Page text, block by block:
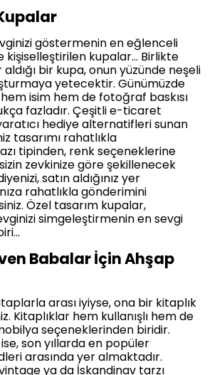
göstermenin en eğlenceli
kişiselleştirilen kupalar… Birlikte
aldığı bir kupa, onun yüzünde neşeli
yetecektir. Günümüzde
isim hem de fotoğraf baskısı
fazladır. Çeşitli e-ticaret
hediye alternatifleri sunan
tasarımı rahatlıkla
tipinden, renk seçeneklerine
zevkinize göre şekillenecek
satın aldığınız yer
rahatlıkla gönderimini
Özel tasarım kupalar,
simgeleştirmenin en sevgi
Babalar İçin Ahşap
arası iyiyse, ona bir kitaplık
Kitaplıklar hem kullanışlı hem de
seçeneklerinden biridir.
son yıllarda en popüler
arasında yer almaktadır.
ya da İskandinav tarzı